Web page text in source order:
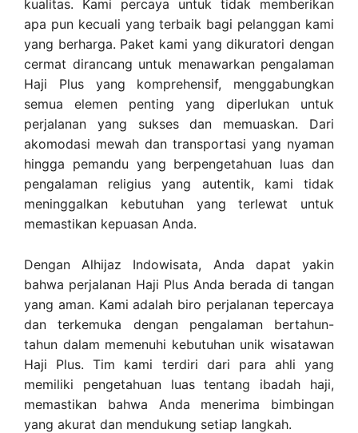
kualitas. Kami percaya untuk tidak memberikan
apa pun kecuali yang terbaik bagi pelanggan kami
yang berharga. Paket kami yang dikuratori dengan
cermat dirancang untuk menawarkan pengalaman
Haji Plus yang komprehensif, menggabungkan
semua elemen penting yang diperlukan untuk
perjalanan yang sukses dan memuaskan. Dari
akomodasi mewah dan transportasi yang nyaman
hingga pemandu yang berpengetahuan luas dan
pengalaman religius yang autentik, kami tidak
meninggalkan kebutuhan yang terlewat untuk
memastikan kepuasan Anda.
Dengan Alhijaz Indowisata, Anda dapat yakin
bahwa perjalanan Haji Plus Anda berada di tangan
yang aman. Kami adalah biro perjalanan tepercaya
dan terkemuka dengan pengalaman bertahun-
tahun dalam memenuhi kebutuhan unik wisatawan
Haji Plus. Tim kami terdiri dari para ahli yang
memiliki pengetahuan luas tentang ibadah haji,
memastikan bahwa Anda menerima bimbingan
yang akurat dan mendukung setiap langkah.